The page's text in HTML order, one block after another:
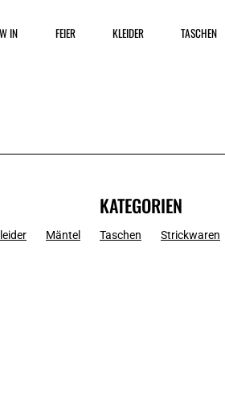
IN FEIER KLEIDER TASCHEN
KATEGORIEN
Mäntel Taschen Strickwaren